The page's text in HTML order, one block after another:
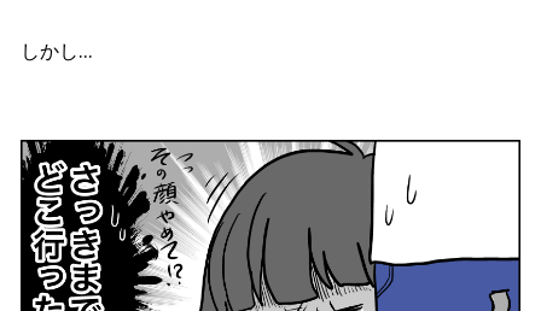
しかし…